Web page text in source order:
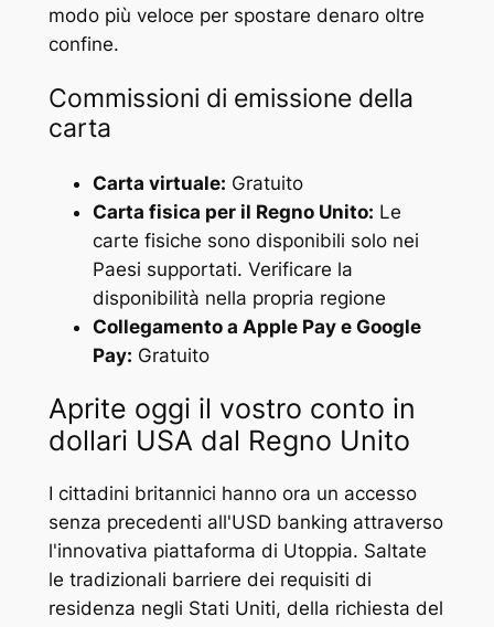
modo più veloce per spostare denaro oltre
confine.
Commissioni di emissione della
carta
Carta virtuale: Gratuito
Carta fisica per il Regno Unito: Le
carte fisiche sono disponibili solo nei
Paesi supportati. Verificare la
disponibilità nella propria regione
Collegamento a Apple Pay e Google
Pay: Gratuito
Aprite oggi il vostro conto in
dollari USA dal Regno Unito
I cittadini britannici hanno ora un accesso
senza precedenti all'USD banking attraverso
l'innovativa piattaforma di Utoppia. Saltate
le tradizionali barriere dei requisiti di
residenza negli Stati Uniti, della richiesta del